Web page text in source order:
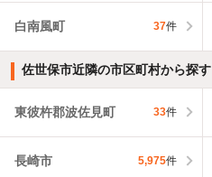
白南風町 37件
佐世保市近隣の市区町村から探す
東彼杵郡波佐見町 33件
長崎市 5,975件